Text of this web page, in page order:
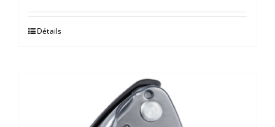
Détails